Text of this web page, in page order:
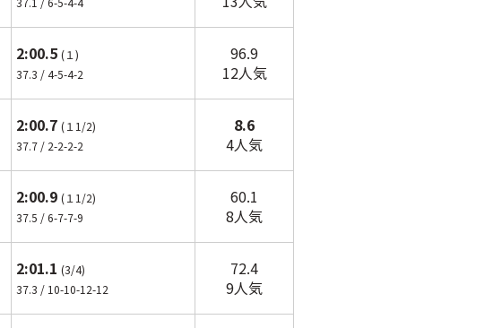
2:00.5 (１)
37.3 / 4-5-4-2
96.9
12人気
2:00.7 (１1/2)
37.7 / 2-2-2-2
8.6
4人気
2:00.9 (１1/2)
37.5 / 6-7-7-9
60.1
8人気
2:01.1 (3/4)
37.3 / 10-10-12-12
72.4
9人気